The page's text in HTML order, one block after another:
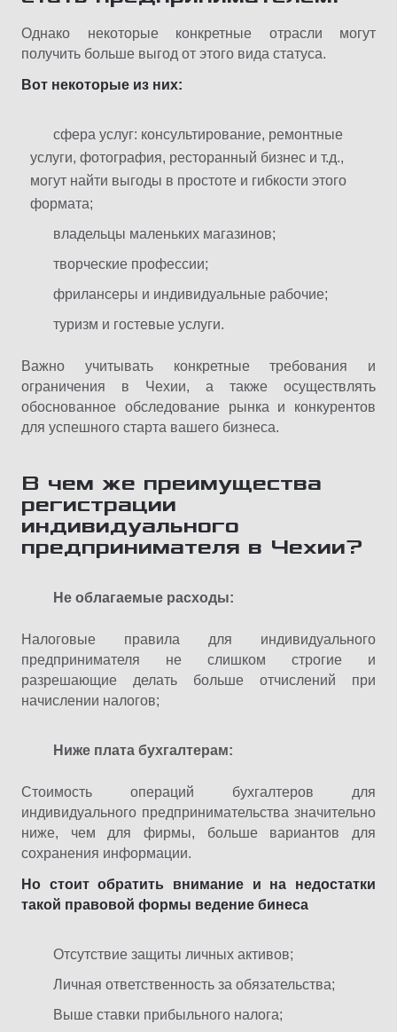
Однако некоторые конкретные отрасли могут
получить больше выгод от этого вида статуса.
Вот некоторые из них:
сфера услуг: консультирование, ремонтные
услуги, фотография, ресторанный бизнес и т.д.,
могут найти выгоды в простоте и гибкости этого
формата;
владельцы маленьких магазинов;
творческие профессии;
фрилансеры и индивидуальные рабочие;
туризм и гостевые услуги.
Важно учитывать конкретные требования и
ограничения в Чехии, а также осуществлять
обоснованное обследование рынка и конкурентов
для успешного старта вашего бизнеса.
В чем же преимущества
регистрации
индивидуального
предпринимателя в Чехии?
Не облагаемые расходы:
Налоговые правила для индивидуального
предпринимателя не слишком строгие и
разрешающие делать больше отчислений при
начислении налогов;
Ниже плата бухгалтерам:
Стоимость операций бухгалтеров для
индивидуального предпринимательства значительно
ниже, чем для фирмы, больше вариантов для
сохранения информации.
Но стоит обратить внимание и на недостатки
такой правовой формы ведение бинеса
Отсутствие защиты личных активов;
Личная ответственность за обязательства;
Выше ставки прибыльного налога;